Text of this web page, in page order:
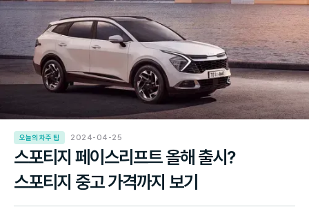
오늘의 차주 팁 2024-04-25
스포티지 페이스리프트 올해 출시?
스포티지 중고 가격까지 보기